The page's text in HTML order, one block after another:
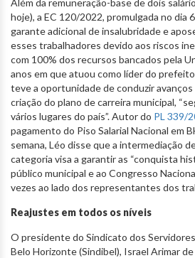
Além da remuneração-base de dois
hoje), a EC 120/2022, promulgada no dia
garante adicional de insalubridade e
esses trabalhadores devido aos riscos
com 100% dos recursos bancados pela
anos em que atuou como líder do
teve a oportunidade de conduzir
criação do plano de carreira municipal,
vários lugares do país”. Autor do PL 339/
pagamento do Piso Salarial Nacional em
semana, Léo disse que a intermediação
categoria visa a garantir as “conquista
público municipal e ao Congresso
vezes ao lado dos representantes dos
Reajustes em todos os níveis
O presidente do Sindicato dos
Belo Horizonte (Sindibel), Israel Arimar